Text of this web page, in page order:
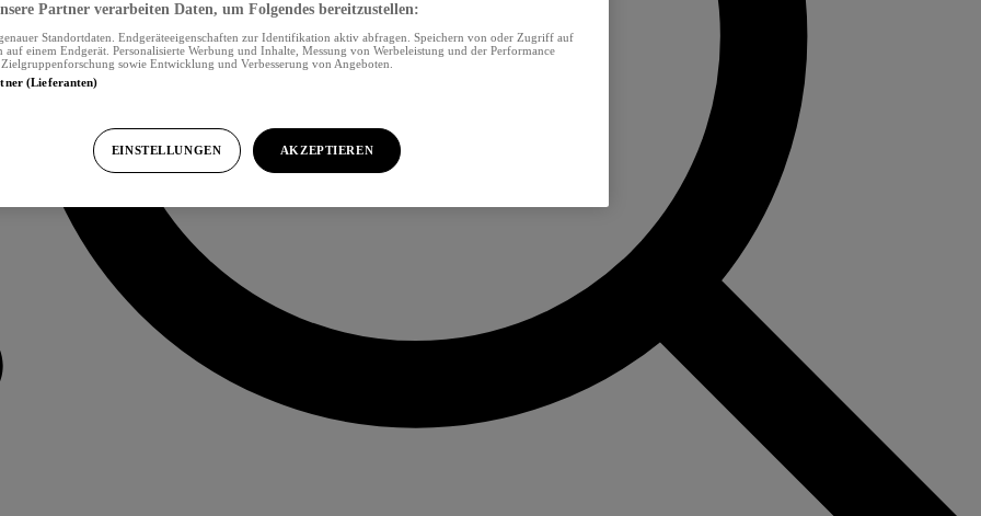
Partner verarbeiten Daten, um Folgendes bereitzustellen:
Standortdaten. Endgeräteeigenschaften zur Identifikation aktiv abfragen. Speichern von oder Zugriff auf
einem Endgerät. Personalisierte Werbung und Inhalte, Messung von Werbeleistung und der Performance
sowie Entwicklung und Verbesserung von Angeboten.
(Lieferanten)
EINSTELLUNGEN AKZEPTIEREN